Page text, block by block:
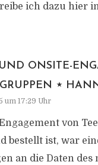
ich dazu hier
ONSITE-
⋆
um 17:29 Uhr
von
bestellt ist, war
an die Daten des